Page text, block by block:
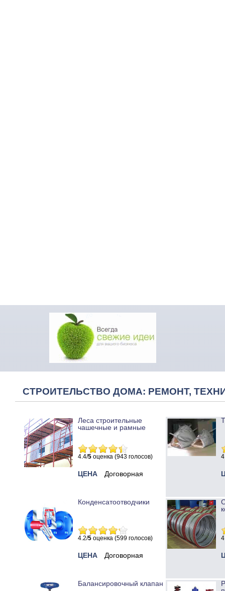
СТРОИТЕЛЬСТВО ДОМА: РЕМОНТ,
Леса строительные
чашечные и рамные
4.4/5 оценка (943 голосов)
ЦЕНА Договорная
Конденсатоотводчики
4.2/5 оценка (599 голосов)
ЦЕНА Договорная
Балансировочный клапан